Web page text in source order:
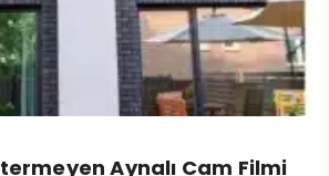
Aynalı Cam Filmi